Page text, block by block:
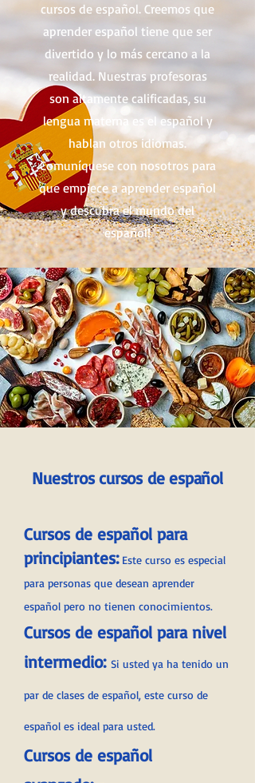
cursos de español. Creemos que
aprender español tiene que ser
divertido y lo más cercano a la
realidad. Nuestras profesoras
son altamente calificadas, su
lengua materna es el español y
hablan otros idiomas.
Comuníquese con nosotros para
que empiece a aprender español
y descubra el mundo del
español!
Nuestros cursos de español
Cursos de español para
principiantes: Este curso es especial
para personas que desean aprender
español pero no tienen conocimientos.
Cursos de español para nivel
intermedio: Si usted ya ha tenido un
par de clases de español, este curso de
español es ideal para usted.
Cursos de español